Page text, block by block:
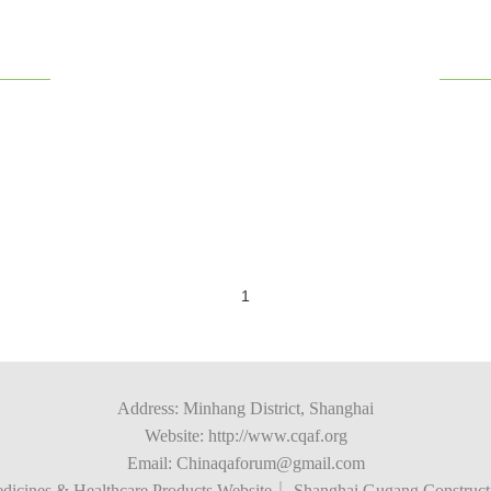
1
Address: Minhang District, Shanghai
Website: http://www.cqaf.org
Email: Chinaqaforum@gmail.com